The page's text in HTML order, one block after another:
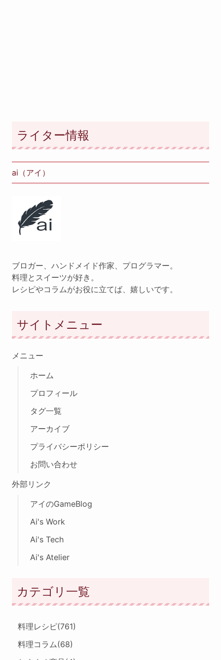
ライター情報
ai（アイ）
ブロガー、ハンドメイド作家、プログラマー。
料理とスイーツが好き。
レシピやコラムがお役に立てば、嬉しいです。
サイトメニュー
メニュー
ホーム
プロフィール
タグ一覧
アーカイブ
プライバシーポリシー
お問い合わせ
外部リンク
アイのGameBlog
Ai's Work
Ai's Tech
Ai's Atelier
カテゴリ一覧
料理レシピ(761)
料理コラム(68)